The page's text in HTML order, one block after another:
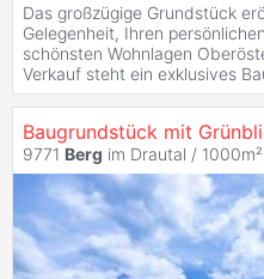
Das großzügige Grundstück
Gelegenheit, Ihren
schönsten Wohnlagen
Verkauf steht ein exklusives
Baugrundstück mit
9771 Berg im Drautal / 1000m²